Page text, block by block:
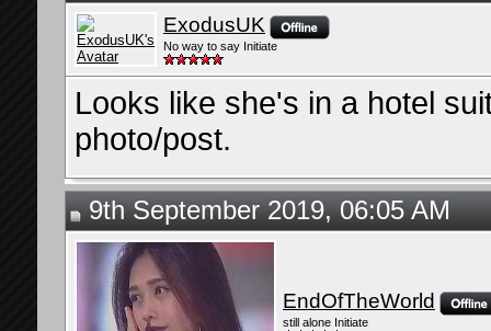
ExodusUK
No way to say Initiate
Looks like she's in a hotel
photo/post.
9th September 2019, 06:05 AM
EndOfTheWorld
still alone Initiate